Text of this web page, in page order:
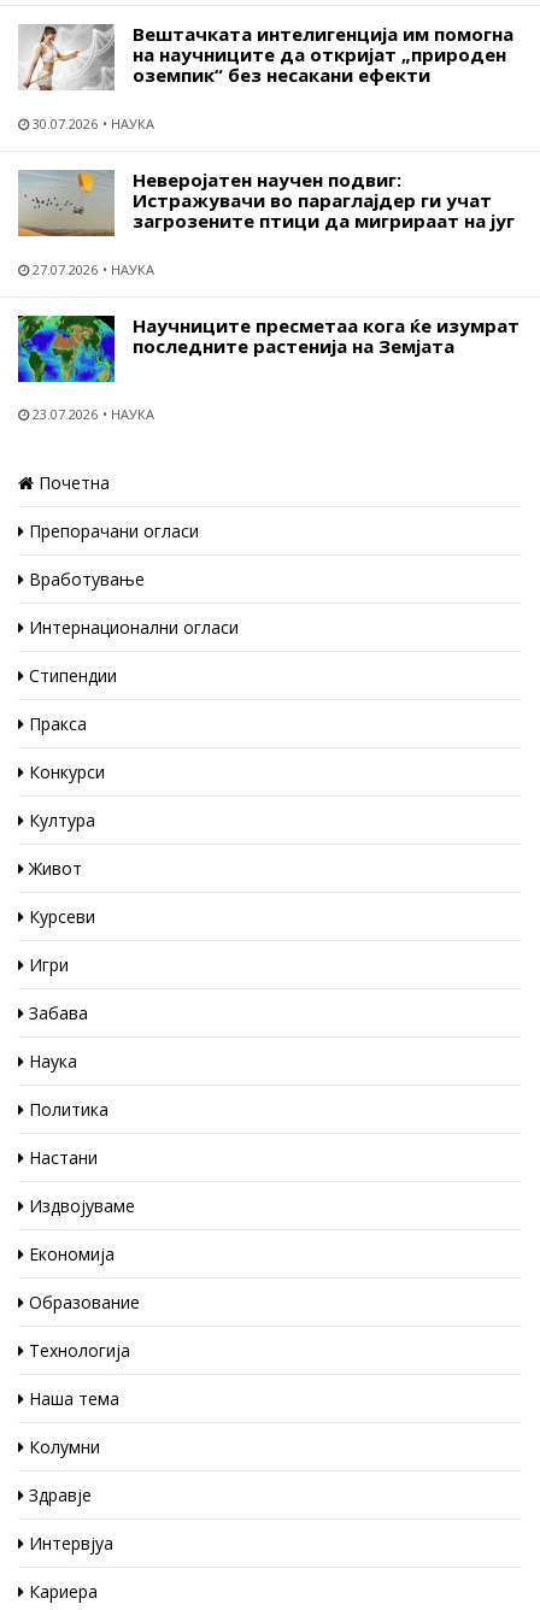
Вештачката интелигенција им помогна
на научниците да откријат „природен
оземпик“ без несакани ефекти
30.07.2026 НАУКА
Неверојатен научен подвиг:
Истражувачи во параглајдер ги учат
загрозените птици да мигрираат на југ
27.07.2026 НАУКА
Научниците пресметаа кога ќе изумрат
последните растенија на Земјата
23.07.2026 НАУКА
Почетна
Препорачани огласи
Вработување
Интернационални огласи
Стипендии
Пракса
Конкурси
Култура
Живот
Курсеви
Игри
Забава
Наука
Политика
Настани
Издвојуваме
Економија
Образование
Технологија
Наша тема
Колумни
Здравје
Интервјуа
Кариера